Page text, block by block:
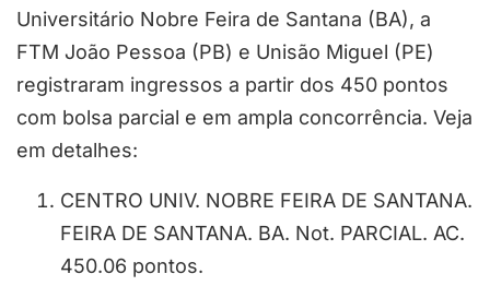
Universitário Nobre Feira de Santana (BA), a
FTM João Pessoa (PB) e Unisão Miguel (PE)
registraram ingressos a partir dos 450 pontos
com bolsa parcial e em ampla concorrência. Veja
em detalhes:
CENTRO UNIV. NOBRE FEIRA DE SANTANA.
FEIRA DE SANTANA. BA. Not. PARCIAL. AC.
450.06 pontos.